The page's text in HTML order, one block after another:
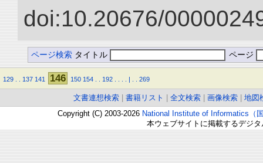
doi:10.20676/
ページ検索 タイトル ページ
129 137 141 146 150 154 192 | 269
文書連想検索 書籍リスト 全文検索 画像検索
地図
Copyright (C) 2003-2026 National Institute of Informatics（
本ウェブサイトに掲載するデジ